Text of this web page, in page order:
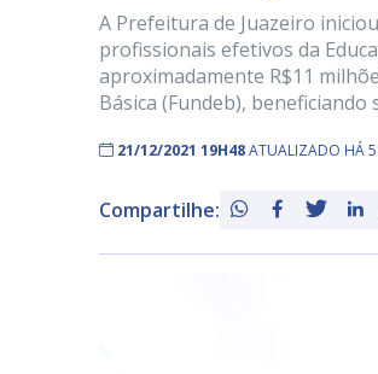
A Prefeitura de Juazeiro
profissionais efetivos da
aproximadamente R$11
Básica (Fundeb),
21/12/2021 19H48ATUALIZADO HÁ 5
Compartilhe: